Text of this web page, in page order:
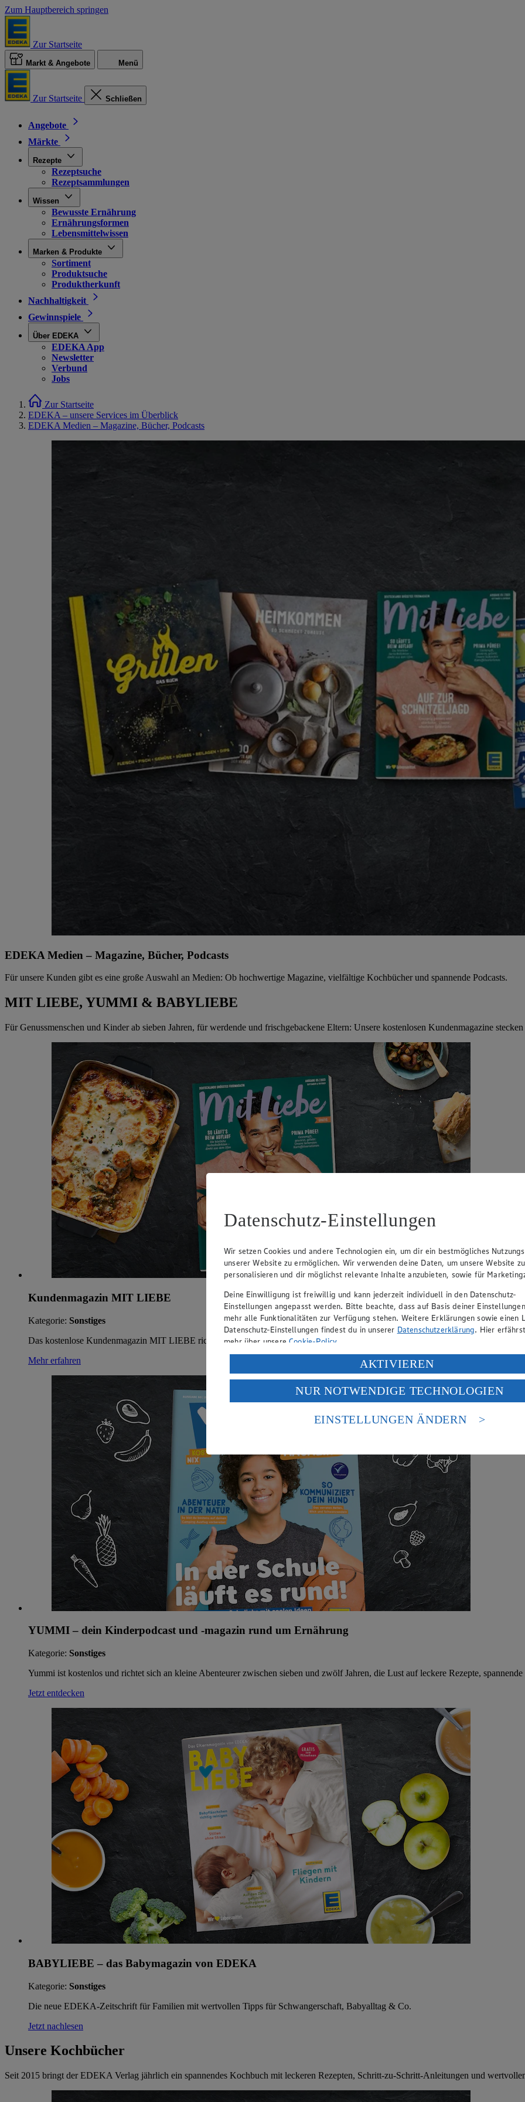
Zum Hauptbereich springen
Zur Startseite
Markt & Angebote Menü
Zur Startseite Schließen
Angebote
Märkte
Rezepte
Rezeptsuche
Rezeptsammlungen
Wissen
Bewusste Ernährung
Ernährungsformen
Lebensmittelwissen
Marken & Produkte
Sortiment
Produktsuche
Produktherkunft
Nachhaltigkeit
Gewinnspiele
Über EDEKA
EDEKA App
Newsletter
Verbund
Jobs
Zur Startseite
EDEKA – unsere Services im Überblick
EDEKA Medien – Magazine, Bücher, Podcasts
EDEKA Medien – Magazine, Bücher, Podcasts
Für unsere Kunden gibt es eine große Auswahl an Medien: Ob hochwertige Magazine, vielfältige Kochbücher und spannende Podcasts.
MIT LIEBE, YUMMI & BABYLIEBE
Für Genussmenschen und Kinder ab sieben Jahren, für werdende und frischgebackene Eltern: Unsere kostenlosen Kundenmagazine
Kundenmagazin MIT LIEBE
Kategorie: Sonstiges
Das kostenlose Kundenmagazin MIT LIEBE richtet sich an alle, für die Genuss und Lebensfreude im Mittelpunkt stehen!
Mehr erfahren
YUMMI – dein Kinderpodcast und -magazin rund um Ernährung
Kategorie: Sonstiges
Yummi ist kostenlos und richtet sich an kleine Abenteurer zwischen sieben und zwölf Jahren, die Lust auf leckere Rezepte,
Jetzt entdecken
BABYLIEBE – das Babymagazin von EDEKA
Kategorie: Sonstiges
Die neue EDEKA-Zeitschrift für Familien mit wertvollen Tipps für Schwangerschaft, Babyalltag & Co.
Jetzt nachlesen
Unsere Kochbücher
Seit 2015 bringt der EDEKA Verlag jährlich ein spannendes Kochbuch mit leckeren Rezepten, Schritt-zu-Schritt-Anleitungen und
Datenschutz-Einstellungen
Wir setzen Cookies und andere Technologien ein, um dir ein bestmögliches
unserer Website zu ermöglichen. Wir verwenden deine Daten, um unsere Website zu
personalisieren und dir möglichst relevante Inhalte anzubieten, sowie für
Deine Einwilligung ist freiwillig und kann jederzeit individuell in den Datenschutz-
Einstellungen angepasst werden. Bitte beachte, dass auf Basis deiner
mehr alle Funktionalitäten zur Verfügung stehen. Weitere Erklärungen sowie einen
Datenschutz-Einstellungen findest du in unserer Datenschutzerklärung. Hier
mehr über unsereCookie-Policy.
Verarbeitung deiner personenbezogenen Daten in den USA durch Facebook und
Wenn du auf „Aktivieren“ klickst, willigst du im Sinne des Art. 49 Abs. 1 Satz 1 lit.
ein, dass deine Daten in den USA verarbeitet werden. Der EuGH sieht die USA als
einem nach europäischen Standards nicht angemessenen Datenschutzniveau an. Es
Risiko eines Zugriffs durch US-amerikanische Behörden.
AKTIVIEREN
NUR NOTWENDIGE TECHNOLOGIEN
EINSTELLUNGEN ÄNDERN